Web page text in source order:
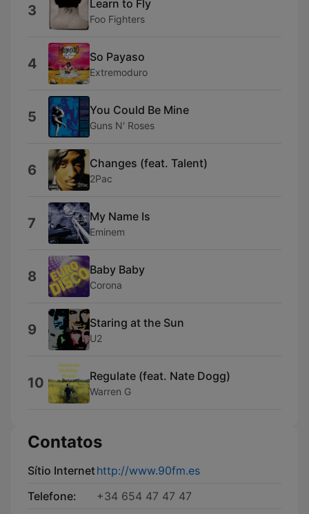
3 Learn to Fly
Foo Fighters
4 So Payaso
Extremoduro
5 You Could Be Mine
Guns N' Roses
6 Changes (feat. Talent)
2Pac
7 My Name Is
Eminem
8 Baby Baby
Corona
9 Staring at the Sun
U2
10 Regulate (feat. Nate Dogg)
Warren G
Contatos
Sítio Internethttp://www.90fm.es
Telefone:
+34 654 47 47 47